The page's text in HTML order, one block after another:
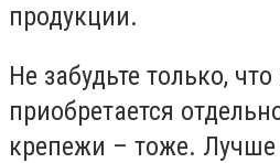
продукции.
Не забудьте только,
приобретается
крепежи – тоже.